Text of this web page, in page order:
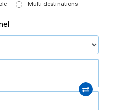
Multi destinations